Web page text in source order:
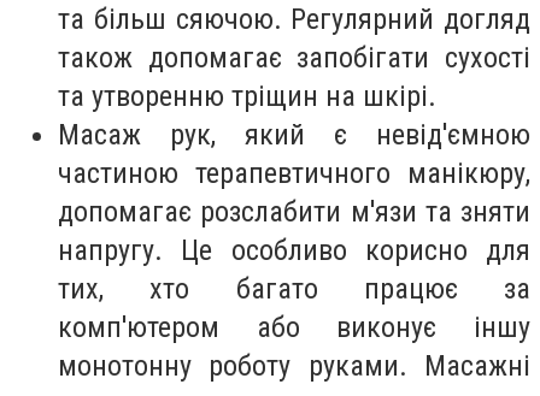
та більш сяючою. Регулярний догляд
також допомагає запобігати сухості
та утворенню тріщин на шкірі.
Масаж рук, який є невід'ємною
частиною терапевтичного манікюру,
допомагає розслабити м'язи та зняти
напругу. Це особливо корисно для
тих, хто багато працює за
комп'ютером або виконує іншу
монотонну роботу руками. Масажні